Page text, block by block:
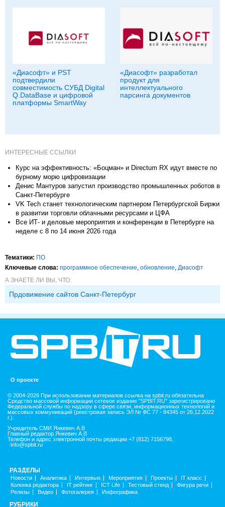
«Диасофт» и PST
подтвердили
совместимость СУБД Digital
Q.DataBase и цифровой
платформы SmartWay
«Диасофт» разработал
продукт для
интеллектуального
парсинга документов
ИНТЕРЕСНЫЕ ССЫЛКИ
Курс на эффективность: «Боцман» и Directum RX идут вместе по
бурному морю цифровизации
Денис Мантуров запустил производство промышленных роботов в
Санкт-Петербурге
VK Tech станет технологическим партнером Петербургской Биржи
в развитии торговли облачными ресурсами и ЦФА
Все ИТ- и деловые мероприятия и конференции в Петербурге на
неделе с 8 по 14 июня 2026 года
Тематики: ПО
Ключевые слова: программное обеспечение, обновление, Диасофт
А ЗНАЕТЕ ЛИ ВЫ, ЧТО:
Прдовижение сайтов Санкт-Петербург
О проекте
© 2004-2026 При использовании материалов ссылка на spbit.ru обязательна
Средство массовой информации сетевое издание "SPBIT.RU" зарегистрировано
Федеральной службы по надзору в сфере связи, информационных технологий и
массовых коммуникаций (реестровая запись ЭЛ № ФС 77 - 84345 от 26.12.2022
г.).
Учредитель СМИ Янкевич А.В
Главный редактор Янкевич А.В
Телефон и адрес электронной почты редакции +7 (812) 7156798,
info@spbit.ru
РАЗДЕЛЫ
Новости Аналитика Интервью Мероприятия Проекты
IT класс
Колонка редактора
IT рейтинг ICT Life Тестовый стенд
Фигура речи
Релизы
Видео Фотогалерея Инфографика
РУБРИКИ